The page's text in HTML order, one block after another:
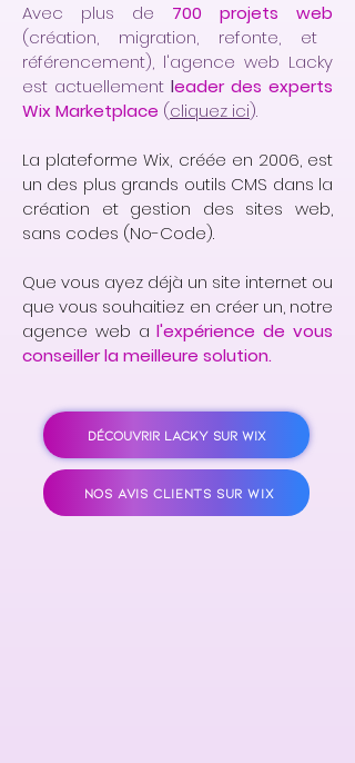
Avec plus de
700 projets web
(création, migration, refonte, et
référencement), l'agence web Lacky
est actuellement leader des experts
Wix Marketplace (cliquez ici).
La plateforme Wix, créée en 2006, est
un des plus grands outils CMS dans la
création et gestion des sites web,
sans codes (No-Code).
Que vous ayez déjà un site internet ou
que vous souhaitiez en créer un, notre
agence web al'expérience de vous
conseiller la meilleure solution.
DÉCOUVRIR LACKY SUR WIX
NOS AVIS CLIENTS SUR WIX